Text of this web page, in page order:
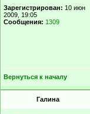
Зарегистрирован: 10 июн
2009, 19:05
Сообщения: 1309
Вернуться к началу
Гaлинa